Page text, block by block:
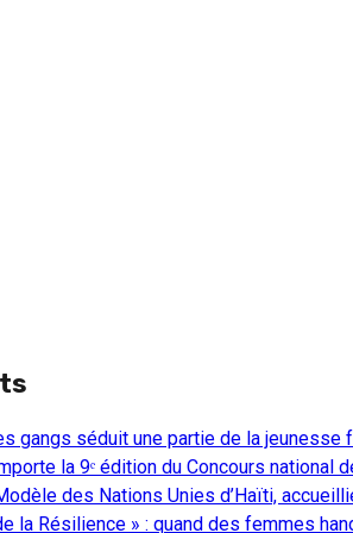
gangs séduit une partie de la jeunesse
la 9ᵉ édition du Concours national
des Nations Unies d’Haïti,
la Résilience » : quand des femmes